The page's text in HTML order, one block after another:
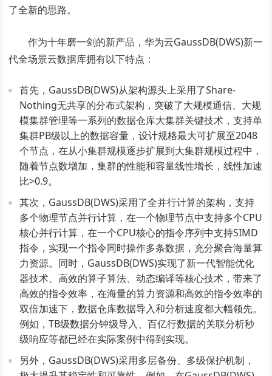
了全新的思路。
作为十年磨一剑的新产品，华为云GaussDB(DWS)新一
代全场景云数据库拥有以下特点：
首先，GaussDB(DWS)从架构源头上采用了Share-
Nothing无共享的分布式架构，突破了大规模通信、大规
模集群管理等一系列的数据仓库大集群关键技术，支持单
集群PB级以上的数据容量，设计规格最大可扩展至2048
个节点，在从小集群规模逐步扩展到大集群规模过程中，
随着节点数增加，集群的性能和容量线性增长，线性加速
比>0.9。
其次，GaussDB(DWS)采用了全并行计算的架构，支持
多个物理节点并行计算，在一个物理节点中支持多个CPU
核心并行计算，在一个CPU核心的指令序列中支持SIMD
指令，实现一个指令同时操作多条数据，充分聚合海量算
力资源。同时，GaussDB(DWS)实现了新一代智能优化
器技术、高效的算子算法、动态编译等核心技术，带来了
高效的指令效率，在海量的算力资源和高效的指令效率的
双倍加速下，数据仓库数据导入和分析速度都大幅领先。
例如，TB级数据分钟级导入、百亿行数据的关联分析秒
级响应等都已经在实际案例中得到实现。
另外，GaussDB(DWS)采用多层备份、多级保护机制，